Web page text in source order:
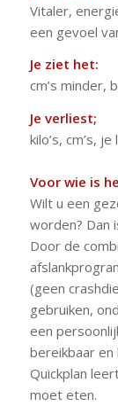
Vitaler,
een gevoel
Je ziet het:
cm’s minder,
Je verliest;
kilo’s, cm’s,
Voor wie is
Wilt u een
worden? Dan
Door de
(geen
gebruiken,
een
bereikbaar
Quickplan
moet eten.